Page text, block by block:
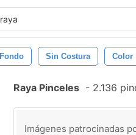
Fondo Sin Costura Color
Raya Pinceles - 2.136
Imágenes patrocinadas